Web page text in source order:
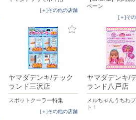
[＋]その他の店舗
ペーン
[＋]そ
ヤマダデンキ/テック
ランド三沢店
スポットクーラー特集
[＋]その他の店舗
ヤマダデンキ/
ランド八戸店
メルちゃんうちわ
ト！